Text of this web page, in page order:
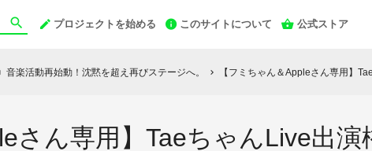
プロジェクトを始める このサイトについて 公式ストア
楽活動再始動！沈黙を超え再びステージへ。 chevron_right 【フミちゃん＆Appleさん専用】
さん専用】TaeちゃんLive出